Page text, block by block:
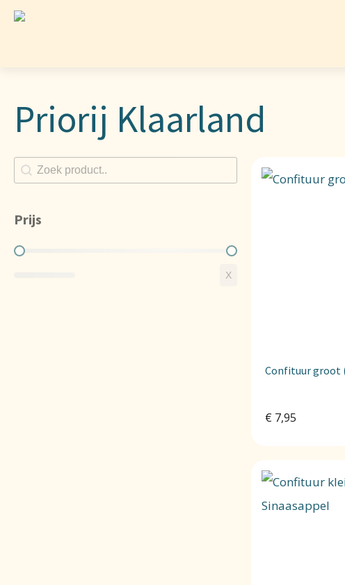
Priorij Klaarland
Zoeken shop
Search content
Prijs
Prijs
X
Confituur groot
€ 7,95